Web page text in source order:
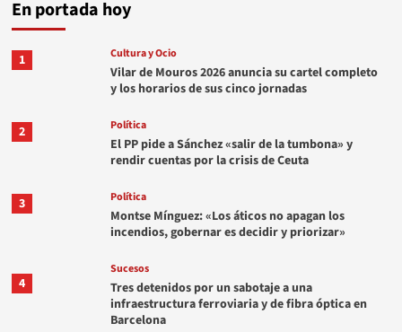
En portada hoy
1 Cultura y Ocio
Vilar de Mouros 2026 anuncia su cartel completo
y los horarios de sus cinco jornadas
2 Política
El PP pide a Sánchez «salir de la tumbona» y
rendir cuentas por la crisis de Ceuta
3 Política
Montse Mínguez: «Los áticos no apagan los
incendios, gobernar es decidir y priorizar»
4
Sucesos
Tres detenidos por un sabotaje a una
infraestructura ferroviaria y de fibra óptica en
Barcelona